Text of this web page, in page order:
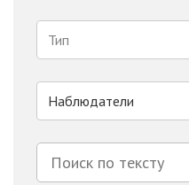
Тип
Наблюдатели